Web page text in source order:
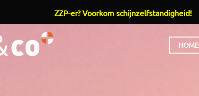
HOOFDMENU HOME
ZZP-er? Voorkom schijnzelfstandigheid!